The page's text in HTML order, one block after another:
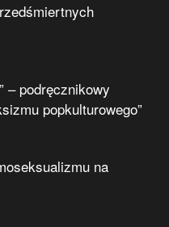
– podręcznikowy
popkulturowego”
na